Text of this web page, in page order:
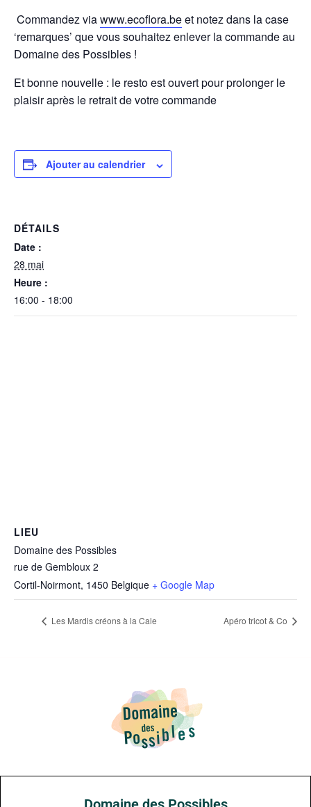
Commandez viawww.ecoflora.beet notez dans la case
‘remarques’ que vous souhaitez enlever la commande au
Domaine des Possibles !
Et bonne nouvelle : le resto est ouvert pour prolonger le
plaisir après le retrait de votre commande
Ajouter au calendrier
DÉTAILS
Date :
28 mai
Heure :
16:00 - 18:00
LIEU
Domaine des Possibles
rue de Gembloux 2
Cortil-Noirmont, 1450 Belgique + Google Map
Les Mardis créons à la Cale Apéro tricot & Co